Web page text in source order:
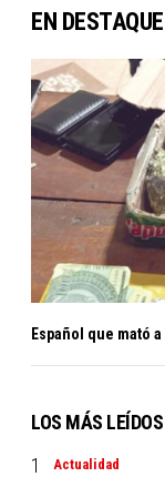
EN DESTAQUE
Español que mató
LOS MÁS LEÍDOS
Actualidad